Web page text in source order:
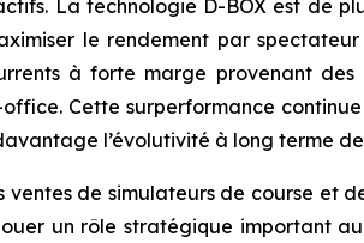
La technologie D-BOX est de
le rendement par
à forte marge provenant
Cette surperformance
l’évolutivité à long terme
ventes de simulateurs de course
un rôle stratégique important